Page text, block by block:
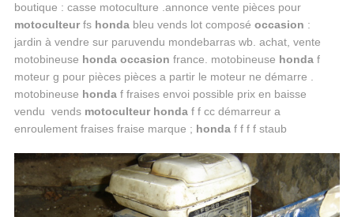
boutique : casse motoculture .annonce vente pièces pour
motoculteurfs hondableu vends lot composé occasion :
jardin à vendre sur paruvendu mondebarras wb. achat, vente
motobineuse honda occasion france. motobineuse hondaf
moteur g pour pièces pièces a partir le moteur ne démarre .
motobineuse hondaf fraises envoi possible prix en baisse
vendu vends motoculteur hondaf f cc démarreur a
enroulement fraises fraise marque ; hondaf f f f staub